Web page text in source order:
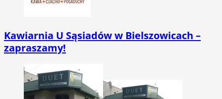
Kawiarnia U Sąsiadów w Bielszowicach –
zapraszamy!